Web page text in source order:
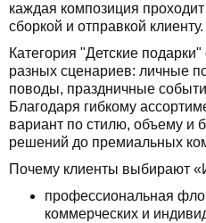
каждая композиция
сборкой и отправкой клиенту.
Категория "Детские
разных сценариев: личные
поводы, праздничные
Благодаря гибкому
вариант по стилю, объему и
решений до премиальных
Почему клиенты выбирают
профессиональная
коммерческих и